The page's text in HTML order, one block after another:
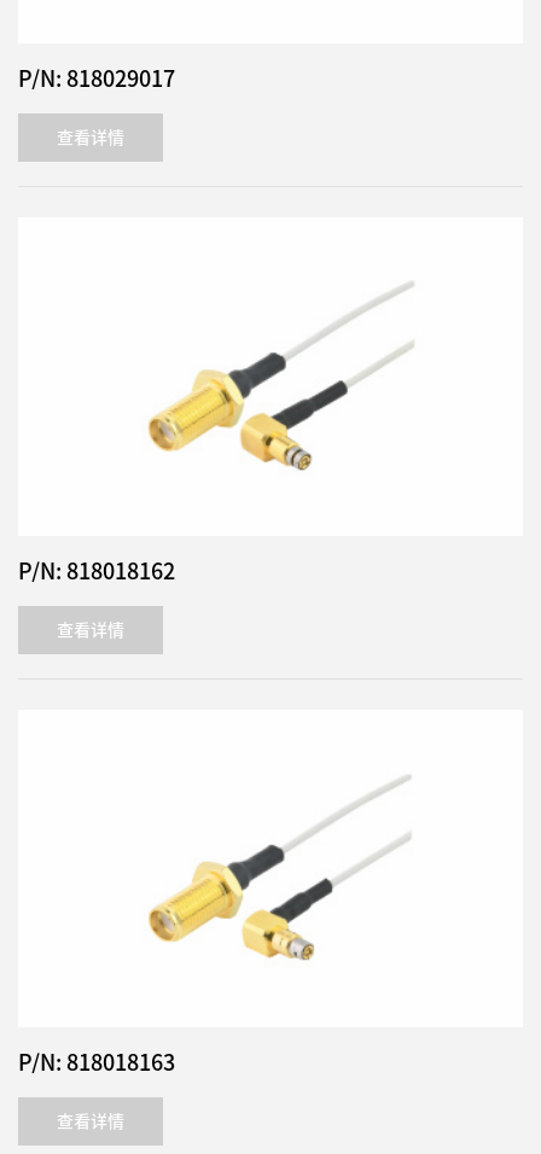
P/N: 818029017
查看详情
P/N: 818018162
查看详情
P/N: 818018163
查看详情